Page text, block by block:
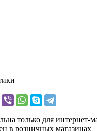
только для интернет-
в розничных магазинах